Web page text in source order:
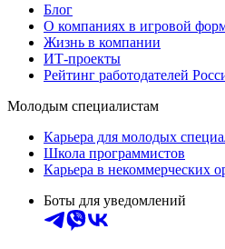
Блог
О компаниях в игровой
Жизнь в компании
ИТ-проекты
Рейтинг работодателей
Молодым специалистам
Карьера для молодых
Школа программистов
Карьера в некоммерческих
Боты для уведомлений